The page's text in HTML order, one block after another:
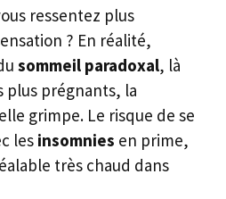
ressentez plus
? En réalité,
sommeil paradoxal, là
plus prégnants, la
grimpe. Le risque de se
les insomnies en prime,
très chaud dans